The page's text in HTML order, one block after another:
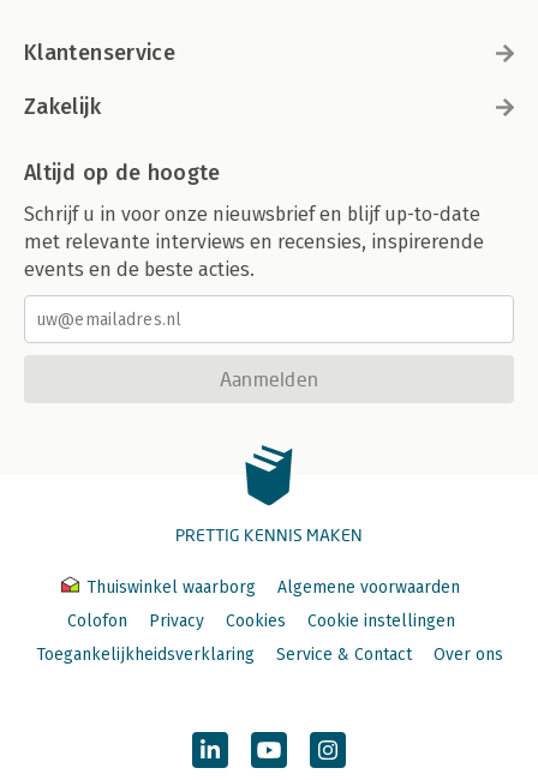
Klantenservice
Zakelijk
Altijd op de hoogte
Schrijf u in voor onze nieuwsbrief en blijf up-to-date
met relevante interviews en recensies, inspirerende
events en de beste acties.
Aanmelden
PRETTIG KENNIS MAKEN
Thuiswinkel waarborg
Algemene voorwaarden
Colofon
Privacy Cookies
Cookie instellingen
Toegankelijkheidsverklaring
Service & Contact Over ons